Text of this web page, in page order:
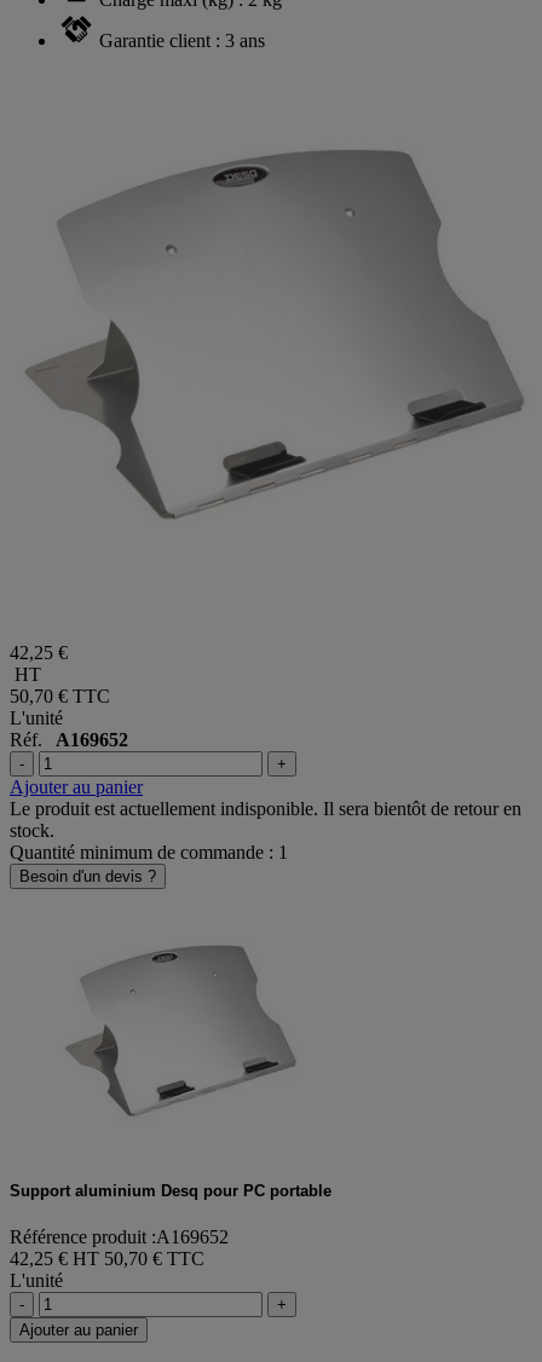
Garantie client : 3 ans
42,25 €
HT
50,70 € TTC
L'unité
Réf. A169652
- +
Ajouter au panier
Le produit est actuellement indisponible. Il sera bientôt de retour en
stock.
Quantité minimum de commande : 1
Besoin d'un devis ?
Support aluminium Desq pour PC portable
Référence produit :A169652
42,25 € HT 50,70 € TTC
L'unité
-
+
Ajouter au panier